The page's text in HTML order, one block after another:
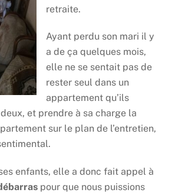
retraite.
Ayant perdu son mari il y
a de ça quelques mois,
elle ne se sentait pas de
rester seul dans un
appartement qu’ils
et prendre à sa charge la
sur le plan de l’entretien,
enfants, elle a donc fait appel à
pour que nous puissions